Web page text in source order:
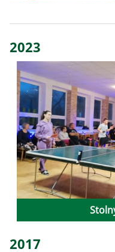
2023
2017